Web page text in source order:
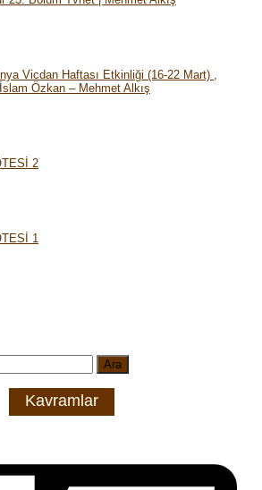
Vicdan Haftası Etkinliği (16-22 Mart) ,
Özkan – Mehmet Alkış
2
1
Kavramlar